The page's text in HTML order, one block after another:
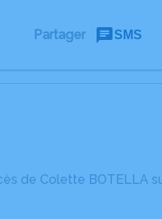
Partager SMS
de Colette BOTELLA